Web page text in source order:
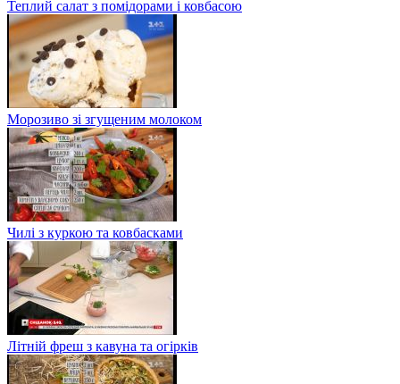
Теплий салат з помідорами і ковбасою
Морозиво зі згущеним молоком
Чилі з куркою та ковбасками
Літній фреш з кавуна та огірків